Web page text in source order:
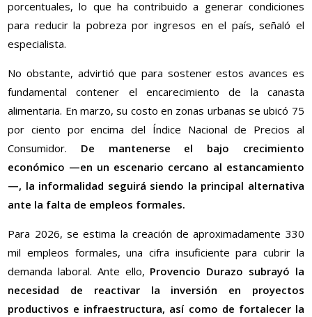
porcentuales, lo que ha contribuido a generar condiciones
para reducir la pobreza por ingresos en el país, señaló el
especialista.
No obstante, advirtió que para sostener estos avances es
fundamental contener el encarecimiento de la canasta
alimentaria. En marzo, su costo en zonas urbanas se ubicó 75
por ciento por encima del Índice Nacional de Precios al
Consumidor. De mantenerse el bajo crecimiento
económico —en un escenario cercano al estancamiento
—, la informalidad seguirá siendo la principal alternativa
ante la falta de empleos formales.
Para 2026, se estima la creación de aproximadamente 330
mil empleos formales, una cifra insuficiente para cubrir la
demanda laboral. Ante ello, Provencio Durazo subrayó la
necesidad de reactivar la inversión en proyectos
productivos e infraestructura, así como de fortalecer la